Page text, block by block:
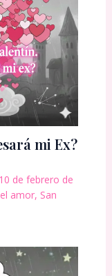
mi Ex?
10 de febrero de
amor, San